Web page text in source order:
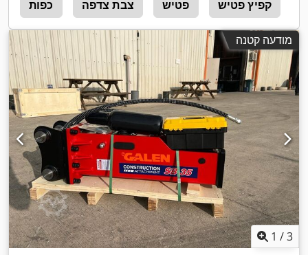
כפות צבת צדפה פטיש קפיץ פטיש
מודעה קטנה
1 /3